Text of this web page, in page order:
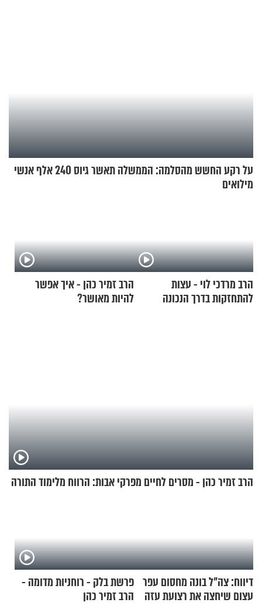
על רקע החשש מהסלמה: הממשלה תאשר גיוס 240 אלף אנשי
מילואים
הרב מרדכי לוי - עצות
להתחזקות בדרך הנכונה
הרב זמיר כהן - איך אפשר
להיות מאושר?
הרב זמיר כהן - מסרים לחיים מפרקי אבות: הרווח מלימוד התורה
דיווח: צה"ל בונה מחסום עפר
עצום שיחצה את רצועת עזה
פרשת בלק - רוחניות מדומה -
הרב זמיר כהן